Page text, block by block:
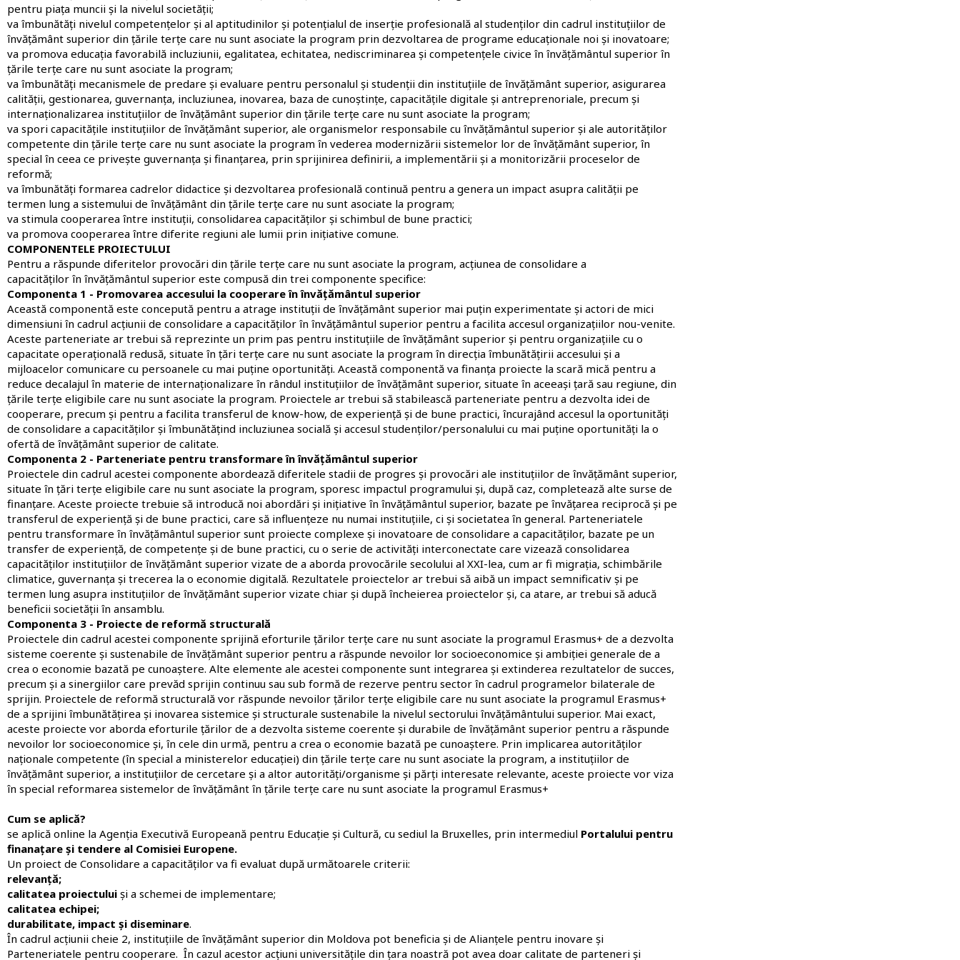
pentru piața muncii și la nivelul societății;
va îmbunătăți nivelul competențelor și al aptitudinilor și potențialul de inserție profesională al studenților din cadrul instituțiilor de
învățământ superior din țările terțe care nu sunt asociate la program prin dezvoltarea de programe educaționale noi și inovatoare;
va promova educația favorabilă incluziunii, egalitatea, echitatea, nediscriminarea și competențele civice în învățământul superior în
țările terțe care nu sunt asociate la program;
va îmbunătăți mecanismele de predare și evaluare pentru personalul și studenții din instituțiile de învățământ superior, asigurarea
calității, gestionarea, guvernanța, incluziunea, inovarea, baza de cunoștințe, capacitățile digitale și antreprenoriale, precum și
internaționalizarea instituțiilor de învățământ superior din țările terțe care nu sunt asociate la program;
va spori capacitățile instituțiilor de învățământ superior, ale organismelor responsabile cu învățământul superior și ale autorităților
competente din țările terțe care nu sunt asociate la program în vederea modernizării sistemelor lor de învățământ superior, în
special în ceea ce privește guvernanța și finanțarea, prin sprijinirea definirii, a implementării și a monitorizării proceselor de
reformă;
va îmbunătăți formarea cadrelor didactice și dezvoltarea profesională continuă pentru a genera un impact asupra calității pe
termen lung a sistemului de învățământ din țările terțe care nu sunt asociate la program;
va stimula cooperarea între instituții, consolidarea capacităților și schimbul de bune practici;
va promova cooperarea între diferite regiuni ale lumii prin inițiative comune.
COMPONENTELE PROIECTULUI
Pentru a răspunde diferitelor provocări din țările terțe care nu sunt asociate la program, acțiunea de consolidare a
capacităților în învățământul superior este compusă din trei componente specifice:
Componenta 1 - Promovarea accesului la cooperare în învățământul superior
Această componentă este concepută pentru a atrage instituții de învățământ superior mai puțin experimentate și actori de mici
dimensiuni în cadrul acțiunii de consolidare a capacităților în învățământul superior pentru a facilita accesul organizațiilor nou-venite.
Aceste parteneriate ar trebui să reprezinte un prim pas pentru instituțiile de învățământ superior și pentru organizațiile cu o
capacitate operațională redusă, situate în țări terțe care nu sunt asociate la program în direcția îmbunătățirii accesului și a
mijloacelor comunicare cu persoanele cu mai puține oportunități. Această componentă va finanța proiecte la scară mică pentru a
reduce decalajul în materie de internaționalizare în rândul instituțiilor de învățământ superior, situate în aceeași țară sau regiune, din
țările terțe eligibile care nu sunt asociate la program. Proiectele ar trebui să stabilească parteneriate pentru a dezvolta idei de
cooperare, precum și pentru a facilita transferul de know-how, de experiență și de bune practici, încurajând accesul la oportunități
de consolidare a capacităților și îmbunătățind incluziunea socială și accesul studenților/personalului cu mai puține oportunități la o
ofertă de învățământ superior de calitate.
Componenta 2 - Parteneriate pentru transformare în învățământul superior
Proiectele din cadrul acestei componente abordează diferitele stadii de progres și provocări ale instituțiilor de învățământ superior,
situate în țări terțe eligibile care nu sunt asociate la program, sporesc impactul programului și, după caz, completează alte surse de
finanțare. Aceste proiecte trebuie să introducă noi abordări și inițiative în învățământul superior, bazate pe învățarea reciprocă și pe
transferul de experiență și de bune practici, care să influențeze nu numai instituțiile, ci și societatea în general. Parteneriatele
pentru transformare în învățământul superior sunt proiecte complexe și inovatoare de consolidare a capacităților, bazate pe un
transfer de experiență, de competențe și de bune practici, cu o serie de activități interconectate care vizează consolidarea
capacităților instituțiilor de învățământ superior vizate de a aborda provocările secolului al XXI-lea, cum ar fi migrația, schimbările
climatice, guvernanța și trecerea la o economie digitală. Rezultatele proiectelor ar trebui să aibă un impact semnificativ și pe
termen lung asupra instituțiilor de învățământ superior vizate chiar și după încheierea proiectelor și, ca atare, ar trebui să aducă
beneficii societății în ansamblu.
Componenta 3 - Proiecte de reformă structurală
Proiectele din cadrul acestei componente sprijină eforturile țărilor terțe care nu sunt asociate la programul Erasmus+ de a dezvolta
sisteme coerente și sustenabile de învățământ superior pentru a răspunde nevoilor lor socioeconomice și ambiției generale de a
crea o economie bazată pe cunoaștere. Alte elemente ale acestei componente sunt integrarea și extinderea rezultatelor de succes,
precum și a sinergiilor care prevăd sprijin continuu sau sub formă de rezerve pentru sector în cadrul programelor bilaterale de
sprijin. Proiectele de reformă structurală vor răspunde nevoilor țărilor terțe eligibile care nu sunt asociate la programul Erasmus+
de a sprijini îmbunătățirea și inovarea sistemice și structurale sustenabile la nivelul sectorului învățământului superior. Mai exact,
aceste proiecte vor aborda eforturile țărilor de a dezvolta sisteme coerente și durabile de învățământ superior pentru a răspunde
nevoilor lor socioeconomice și, în cele din urmă, pentru a crea o economie bazată pe cunoaștere. Prin implicarea autorităților
naționale competente (în special a ministerelor educației) din țările terțe care nu sunt asociate la program, a instituțiilor de
învățământ superior, a instituțiilor de cercetare și a altor autorități/organisme și părți interesate relevante, aceste proiecte vor viza
în special reformarea sistemelor de învățământ în țările terțe care nu sunt asociate la programul Erasmus+
Cum se aplică?
se aplică online la Agenția Executivă Europeană pentru Educație și Cultură, cu sediul la Bruxelles, prin intermediul Portalului pentru
finanațare și tendere al Comisiei Europene.
Un proiect de Consolidare a capacităților va fi evaluat după următoarele criterii:
relevanță;
calitatea proiectului și a schemei de implementare;
calitatea echipei;
durabilitate, impact și diseminare.
În cadrul acțiunii cheie 2, instituțiile de învățământ superior din Moldova pot beneficia și de Alianțele pentru inovare și
Parteneriatele pentru cooperare. În cazul acestor acțiuni universitățile din țara noastră pot avea doar calitate de parteneri și